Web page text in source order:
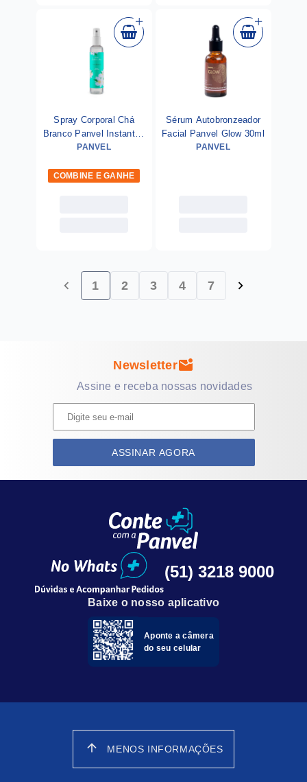
Spray Corporal Chá
Branco Panvel Instantes
200ml
PANVEL
COMBINE E GANHE
Sérum Autobronzeador
Facial Panvel Glow 30ml
PANVEL
chevron_left 1 2 3 4 7 chevron_right
Newslettermark_email_unread
Assine e receba nossas novidades
ASSINAR AGORA
(51) 3218 9000
Baixe o nosso aplicativo
Aponte a câmera
do seu celular
arrow_upward MENOS INFORMAÇÕES